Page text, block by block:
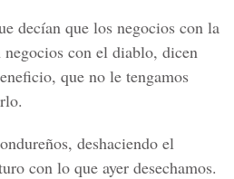
decían que los negocios con la
negocios con el diablo, dicen
que no le tengamos
deshaciendo el
con lo que ayer desechamos.